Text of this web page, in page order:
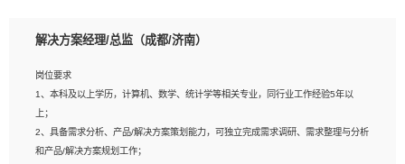
岗位要求：
1、全日制统招本科及以上学历，计算机相关专业毕业，5年以上开发工作经验；
2、具有扎实的java编程功底和良好的编码习惯，有分布式、多线程及高并发系统开
发经验和性能调优经验尤佳；熟悉JVM调优；掌握基础中间件、基础架构方案和云
平台、云产品功能特性，熟练使用相关平台的功能和了解其背后实现机制；
解决方案经理/总监（成都/济南）
岗位要求
1、本科及以上学历，计算机、数学、统计学等相关专业，同行业工作经验5年以
上；
2、具备需求分析、产品/解决方案策划能力，可独立完成需求调研、需求整理与分析
和产品/解决方案规划工作；